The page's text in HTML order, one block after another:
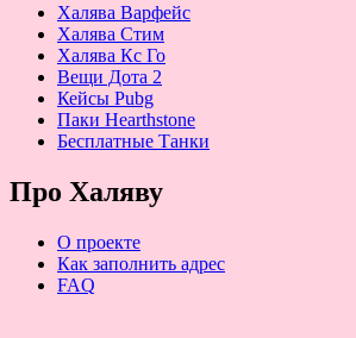
Халява Варфейс
Халява Стим
Халява Кс Го
Вещи Дота 2
Кейсы Pubg
Паки Hearthstone
Бесплатные Танки
Про Халяву
О проекте
Как заполнить адрес
FAQ